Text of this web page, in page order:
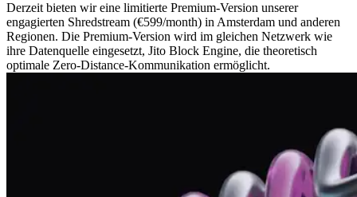
Derzeit bieten wir eine limitierte Premium-Version unserer
engagierten Shredstream (€599/month) in Amsterdam und anderen
Regionen. Die Premium-Version wird im gleichen Netzwerk wie
ihre Datenquelle eingesetzt, Jito Block Engine, die theoretisch
optimale Zero-Distance-Kommunikation ermöglicht.